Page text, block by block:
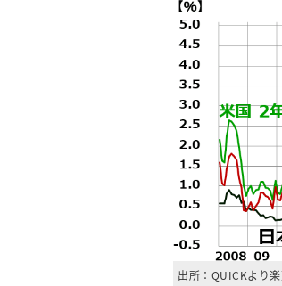
出所：QUICKより